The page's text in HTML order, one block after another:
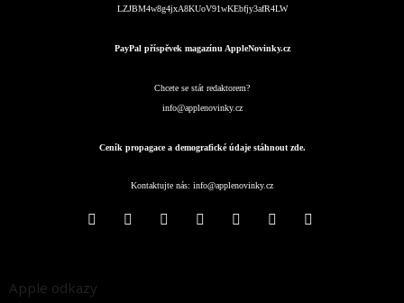
LZJBM4w8g4jxA8KUoV91wKEbfjy3afR4LW
PayPal příspěvek magazínu AppleNovinky.cz
Chcete se stát redaktorem?
info@applenovinky.cz
Ceník propagace a demografické údaje stáhnout zde.
Kontaktujte nás: info@applenovinky.cz
Apple odkazy